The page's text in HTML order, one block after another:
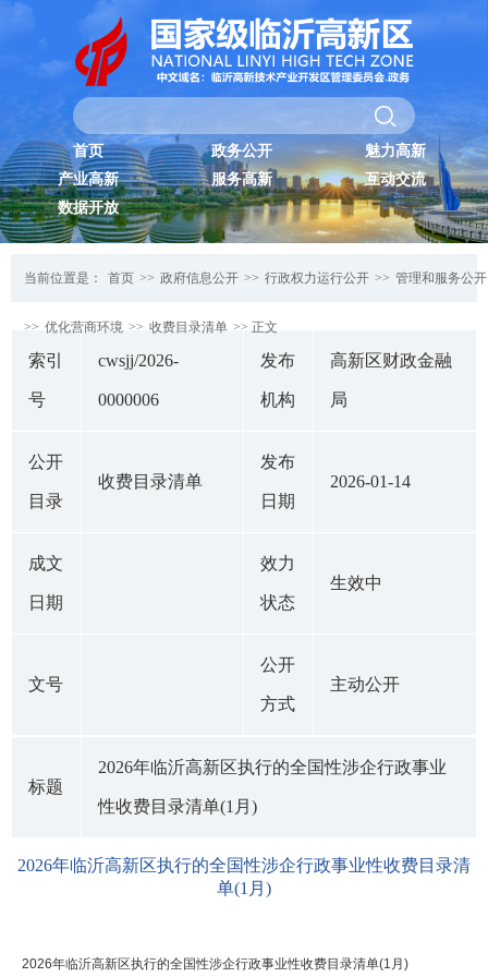
首页 政务公开
魅力高新
产业高新
服务高新
互动交流
数据开放
当前位置是： 首页 >> 政府信息公开 >> 行政权力运行公开 >> 管理和服务公开
>> 优化营商环境 >> 收费目录清单 >> 正文
索引
号
cwsjj/2026-
0000006
发布
机构
高新区财政金融
局
公开
目录
收费目录清单
发布
日期
2026-01-14
成文
日期
效力
状态
生效中
文号
公开
方式
主动公开
标题
2026年临沂高新区执行的全国性涉企行政事业
性收费目录清单(1月)
2026年临沂高新区执行的全国性涉企行政事业性收费目录清
单(1月)
2026年临沂高新区执行的全国性涉企行政事业性收费目录清单(1月)